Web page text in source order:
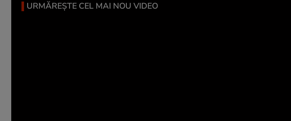
URMĂREȘTE CEL MAI NOU VIDEO